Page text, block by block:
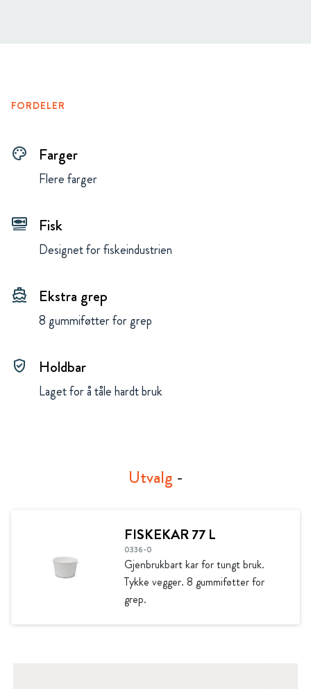
FORDELER
palette Farger
Flere farger
set_meal Fisk
Designet for fiskeindustrien
directions_boat Ekstra grep
8 gummiføtter for grep
gpp_good Holdbar
Laget for å tåle hardt bruk
Utvalg -
FISKEKAR 77 L
0336-0
Gjenbrukbart kar for tungt bruk.
Tykke vegger. 8 gummiføtter for
grep.